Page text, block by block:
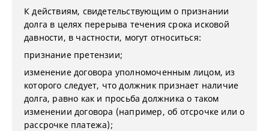
К действиям, свидетельствующим о признании
долга в целях перерыва течения срока исковой
давности, в частности, могут относиться:
признание претензии;
изменение договора уполномоченным лицом, из
которого следует, что должник признает наличие
долга, равно как и просьба должника о таком
изменении договора (например, об отсрочке или о
рассрочке платежа);